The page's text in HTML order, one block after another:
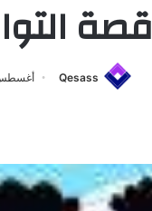
قصة
Qesass أغسطس 10,